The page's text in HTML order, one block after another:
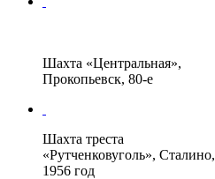
Шахта «Центральная»,
Прокопьевск, 80-е
Шахта треста
«Рутченковуголь», Сталино,
1956 год